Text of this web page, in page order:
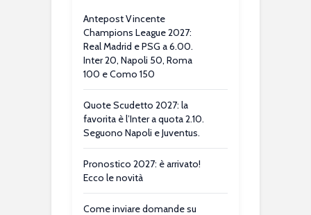
Antepost Vincente
Champions League 2027:
Real Madrid e PSG a 6.00.
Inter 20, Napoli 50, Roma
100 e Como 150
Quote Scudetto 2027: la
favorita è l’Inter a quota 2.10.
Seguono Napoli e Juventus.
Pronostico 2027: è arrivato!
Ecco le novità
Come inviare domande su